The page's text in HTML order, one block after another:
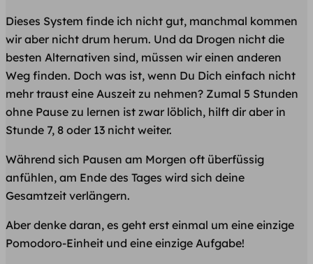
Dieses System finde ich nicht gut, manchmal kommen
wir aber nicht drum herum. Und da Drogen nicht die
besten Alternativen sind, müssen wir einen anderen
Weg finden. Doch was ist, wenn Du Dich einfach nicht
mehr traust eine Auszeit zu nehmen? Zumal 5 Stunden
ohne Pause zu lernen ist zwar löblich, hilft dir aber in
Stunde 7, 8 oder 13 nicht weiter.
Während sich Pausen am Morgen oft überfüssig
anfühlen, am Ende des Tages wird sich deine
Gesamtzeit verlängern.
Aber denke daran, es geht erst einmal um eine einzige
Pomodoro-Einheit und eine einzige Aufgabe!